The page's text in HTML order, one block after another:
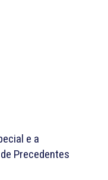
e a
Precedentes